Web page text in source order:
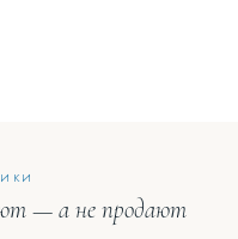
— а не продают